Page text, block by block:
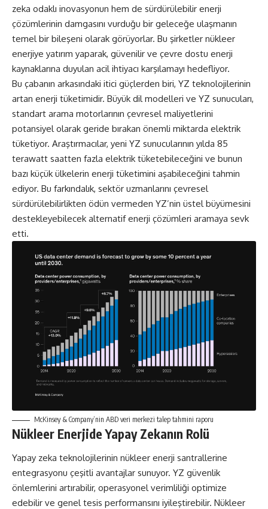
zeka odaklı inovasyonun hem de sürdürülebilir enerji
çözümlerinin damgasını vurduğu bir geleceğe ulaşmanın
temel bir bileşeni olarak görüyorlar. Bu şirketler nükleer
enerjiye yatırım yaparak, güvenilir ve çevre dostu enerji
kaynaklarına duyulan acil ihtiyacı karşılamayı hedefliyor.
Bu çabanın arkasındaki itici güçlerden biri, YZ teknolojilerinin
artan enerji tüketimidir. Büyük dil modelleri ve YZ sunucuları,
standart arama motorlarının çevresel maliyetlerini
potansiyel olarak geride bırakan önemli miktarda elektrik
tüketiyor. Araştırmacılar, yeni YZ sunucularının yılda 85
terawatt saatten fazla elektrik tüketebileceğini ve bunun
bazı küçük ülkelerin enerji tüketimini aşabileceğini tahmin
ediyor. Bu farkındalık, sektör uzmanlarını çevresel
sürdürülebilirlikten ödün vermeden YZ’nin üstel büyümesini
destekleyebilecek alternatif enerji çözümleri aramaya sevk
etti.
McKinsey & Company’nin ABD veri merkezi talep tahmini raporu
Nükleer Enerjide Yapay Zekanın Rolü
Yapay zeka teknolojilerinin nükleer enerji santrallerine
entegrasyonu çeşitli avantajlar sunuyor. YZ güvenlik
önlemlerini artırabilir, operasyonel verimliliği optimize
edebilir ve genel tesis performansını iyileştirebilir. Nükleer